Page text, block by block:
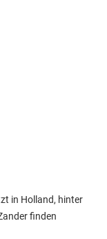
in Holland, hinter
finden